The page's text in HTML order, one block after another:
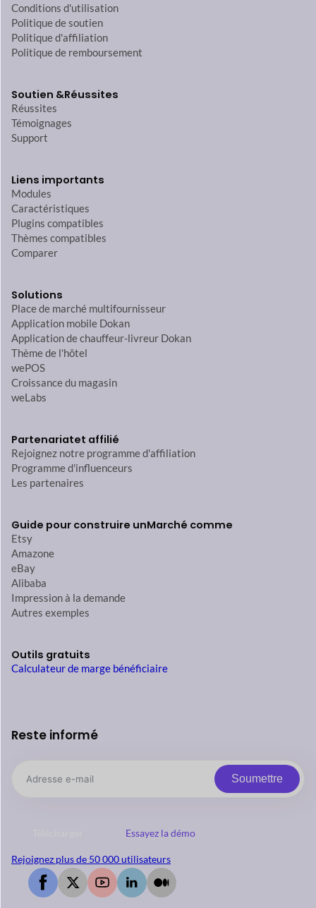
Conditions d'utilisation
Politique de soutien
Politique d'affiliation
Politique de remboursement
Soutien &Réussites
Réussites
Témoignages
Support
Liens importants
Modules
Caractéristiques
Plugins compatibles
Thèmes compatibles
Comparer
Solutions
Place de marché multifournisseur
Application mobile Dokan
Application de chauffeur-livreur Dokan
Thème de l'hôtel
wePOS
Croissance du magasin
weLabs
Partenariatet affilié
Rejoignez notre programme d'affiliation
Programme d'influenceurs
Les partenaires
Guide pour construire unMarché comme
Etsy
Amazone
eBay
Alibaba
Impression à la demande
Autres exemples
Outils gratuits
Calculateur de marge bénéficiaire
Reste informé
Soumettre
Essayez la démo
Rejoignez plus de 50 000 utilisateurs